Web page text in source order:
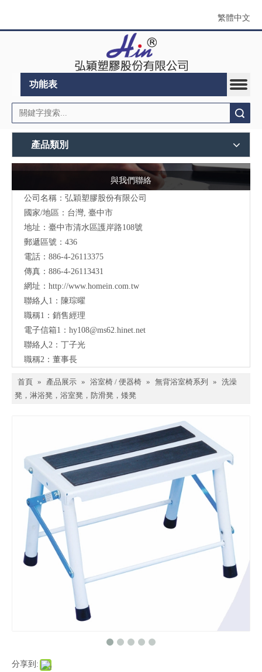
繁體中文
功能表
產品類別
與我們聯絡
公司名稱：弘穎塑膠股份有限公司
國家/地區：台灣, 臺中市
地址：臺中市清水區護岸路108號
郵遞區號：436
電話：886-4-26113375
傳真：886-4-26113431
網址： http://www.homein.com.tw
聯絡人1：陳琮曜
職稱1：銷售經理
電子信箱1： hy108@ms62.hinet.net
聯絡人2：丁子光
職稱2：董事長
首頁 » 產品展示 » 浴室椅 / 便器椅 » 無背浴室椅系列 » 洗澡
凳，淋浴凳，浴室凳，防滑凳，矮凳
分享到: